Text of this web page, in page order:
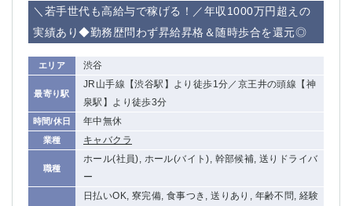
＼若手世代も高給与で稼げる！／年収1000万円超えの
実績あり◆勤務歴問わず昇給昇格＆随時歩合を還元◎
エリア 渋谷
最寄り駅
JR山手線【渋谷駅】より徒歩1分／京王井の頭線【神
泉駅】より徒歩3分
時間/休日 年中無休
業種 キャバクラ
職種
ホール(社員), ホール(バイト), 幹部候補, 送りドライバ
ー
日払いOK, 寮完備, 食事つき, 送りあり, 年齢不問, 経験
神奈川県
関内
横浜
川崎
新横浜
藤沢
平塚
武蔵小杉
小田原
関内・馬車道・日ノ出町 武蔵新城
たまプラーザ